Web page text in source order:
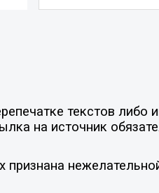
текстов либо
на источник
признана